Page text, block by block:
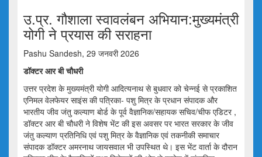
उ.प्र. गौशाला स्वावलंबन अभियान:मुख्यमंत्री
योगी ने प्रयास की सराहना
Pashu Sandesh, 29 जनवरी 2026
डॉक्टर आर बी चौधरी
उत्तर प्रदेश के मुख्यमंत्री योगी आदित्यनाथ से बुधवार को चेन्नई से प्रकाशित
एनिमल वेलफेयर साइंस की पत्रिका- पशु मित्र के प्रधान संपादक और
भारतीय जीव जंतु कल्याण बोर्ड के पूर्व वैज्ञानिक/सहायक सचिव/चीफ एडिटर ,
डॉक्टर आर बी चौधरी ने विशेष भेंट की इस अवसर पर भारत सरकार के जीव
जंतु कल्याण प्रतिनिधि एवं पशु मित्र के वैज्ञानिक एवं तकनीकी समाचार
संपादक डॉक्टर अमरनाथ जायसवाल भी उपस्थित थे। इस भेंट वार्ता के दौरान